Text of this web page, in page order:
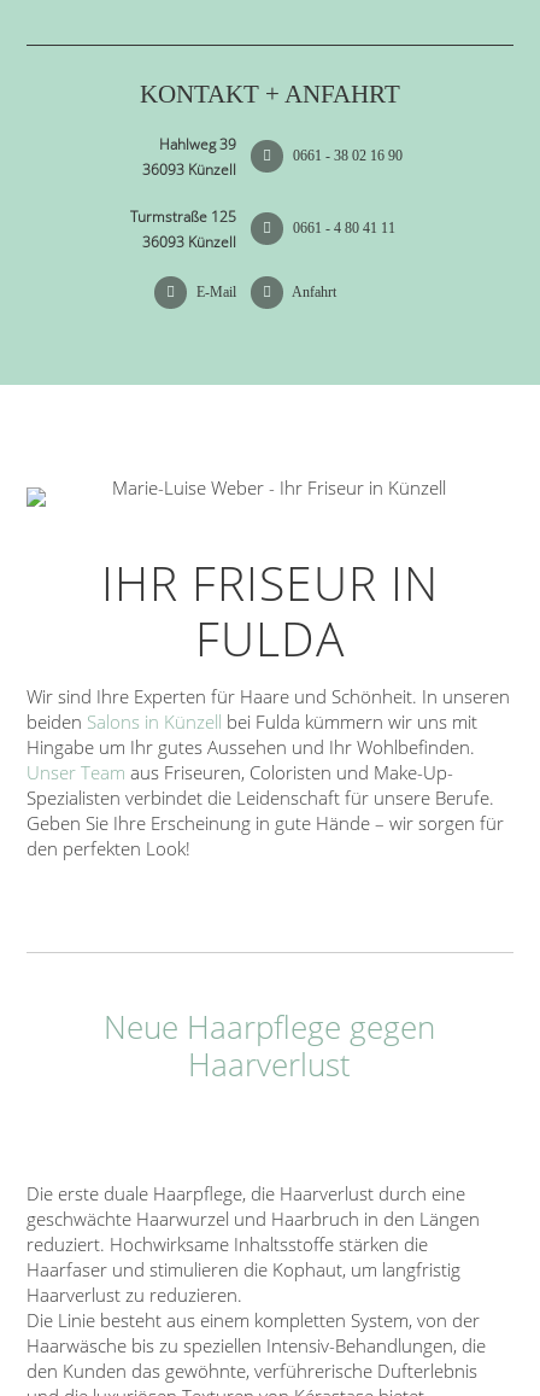
KONTAKT + ANFAHRT
Hahlweg 39
36093 Künzell
0661 - 38 02 16 90
Turmstraße 125
36093 Künzell
0661 - 4 80 41 11
E-Mail Anfahrt
IHR FRISEUR IN
FULDA
Wir sind Ihre Experten für Haare und Schönheit. In unseren
beiden Salons in Künzell bei Fulda kümmern wir uns mit
Hingabe um Ihr gutes Aussehen und Ihr Wohlbefinden.
Unser Team aus Friseuren, Coloristen und Make-Up-
Spezialisten verbindet die Leidenschaft für unsere Berufe.
Geben Sie Ihre Erscheinung in gute Hände – wir sorgen für
den perfekten Look!
Neue Haarpflege gegen
Haarverlust
Die erste duale Haarpflege, die Haarverlust durch eine
geschwächte Haarwurzel und Haarbruch in den Längen
reduziert. Hochwirksame Inhaltsstoffe stärken die
Haarfaser und stimulieren die Kophaut, um langfristig
Haarverlust zu reduzieren.
Die Linie besteht aus einem kompletten System, von der
Haarwäsche bis zu speziellen Intensiv-Behandlungen, die
den Kunden das gewöhnte, verführerische Dufterlebnis